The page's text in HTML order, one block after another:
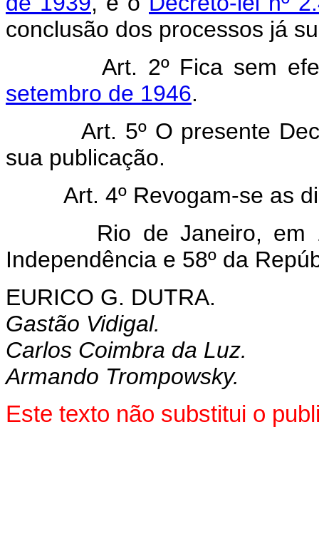
conclusão dos processos já
Art. 2º Fica sem
setembro de 1946.
Art. 5º O presente
sua publicação.
Art. 4º Revogam-se as
Rio de Janeiro, em 16
Independência e 58º da
EURICO G. DUTRA.
Gastão Vidigal.
Carlos Coimbra da Luz.
Armando Trompowsky.
Este texto não substitui o